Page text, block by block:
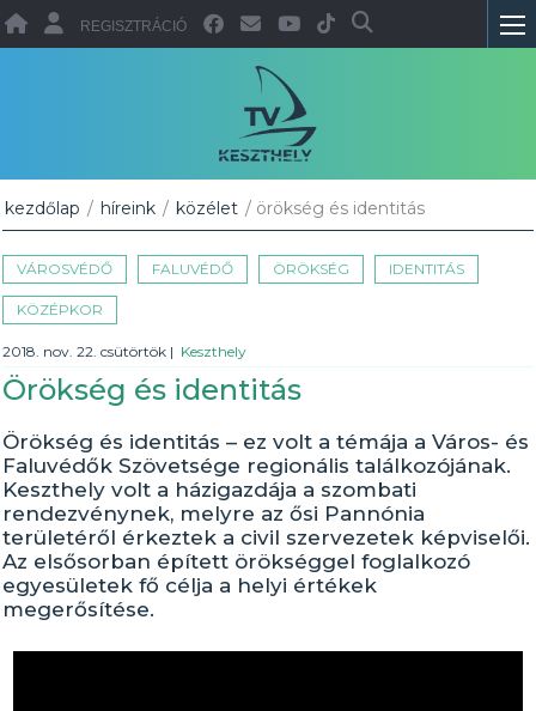
REGISZTRÁCIÓ
kezdőlap / híreink / közélet / örökség és identitás
VÁROSVÉDŐ FALUVÉDŐ ÖRÖKSÉG IDENTITÁS
KÖZÉPKOR
2018. nov. 22. csütörtök | Keszthely
Örökség és identitás
Örökség és identitás – ez volt a témája a Város- és
Faluvédők Szövetsége regionális találkozójának.
Keszthely volt a házigazdája a szombati
rendezvénynek, melyre az ősi Pannónia
területéről érkeztek a civil szervezetek képviselői.
Az elsősorban épített örökséggel foglalkozó
egyesületek fő célja a helyi értékek
megerősítése.